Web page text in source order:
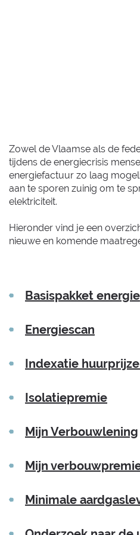
Zowel de Vlaamse als de
tijdens de energiecrisis
energiefactuur zo laag
aan te sporen zuinig om te
elektriciteit.
Hieronder vind je een
nieuwe en komende
Thema's
Basispakket energie
Energiescan
Indexatie
Isolatiepremie
Mijn Verbouwlening
Mijn
Minimale